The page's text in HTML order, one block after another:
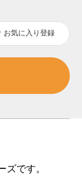
お気に入り登録
です。